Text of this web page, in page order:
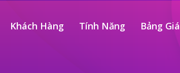
Khách Hàng Tính Năng Bảng Giá